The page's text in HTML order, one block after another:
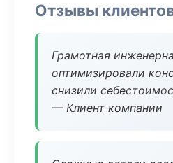
Отзывы
Грамотная
оптимизировали
снизили
— Клиент компании